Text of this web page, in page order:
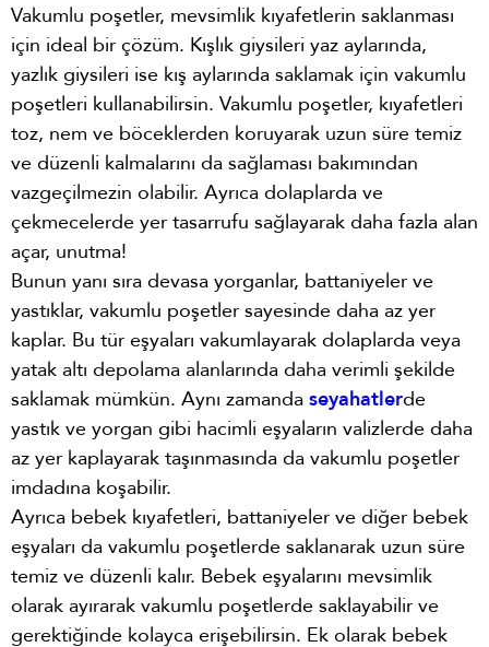
Vakumlu poşetler, mevsimlik kıyafetlerin saklanması
için ideal bir çözüm. Kışlık giysileri yaz aylarında,
yazlık giysileri ise kış aylarında saklamak için vakumlu
poşetleri kullanabilirsin. Vakumlu poşetler, kıyafetleri
toz, nem ve böceklerden koruyarak uzun süre temiz
ve düzenli kalmalarını da sağlaması bakımından
vazgeçilmezin olabilir. Ayrıca dolaplarda ve
çekmecelerde yer tasarrufu sağlayarak daha fazla alan
açar, unutma!
Bunun yanı sıra devasa yorganlar, battaniyeler ve
yastıklar, vakumlu poşetler sayesinde daha az yer
kaplar. Bu tür eşyaları vakumlayarak dolaplarda veya
yatak altı depolama alanlarında daha verimli şekilde
saklamak mümkün. Aynı zamanda seyahatlerde
yastık ve yorgan gibi hacimli eşyaların valizlerde daha
az yer kaplayarak taşınmasında da vakumlu poşetler
imdadına koşabilir.
Ayrıca bebek kıyafetleri, battaniyeler ve diğer bebek
eşyaları da vakumlu poşetlerde saklanarak uzun süre
temiz ve düzenli kalır. Bebek eşyalarını mevsimlik
olarak ayırarak vakumlu poşetlerde saklayabilir ve
gerektiğinde kolayca erişebilirsin. Ek olarak bebek